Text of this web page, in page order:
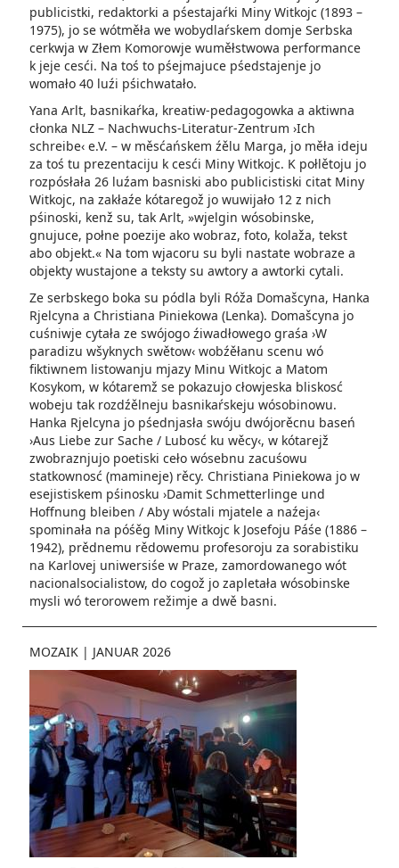
publicistki, redaktorki a pśestajaŕki Miny Witkojc (1893 –
1975), jo se wótměła we wobydlaŕskem domje Serbska
cerkwja w Złem Komorowje wuměłstwowa performance
k jeje cesći­. Na toś to pśejmajuce pśedstajenje jo
womało 40 luźi pśichwatało.
Yana Arlt, basnikaŕka, kreatiw-pedagogowka a aktiwna
cłonka NLZ – Nachwuchs-Literatur-Zentrum ›Ich
schreibe‹ e.V. – w měsćańskem źělu Marga, jo měła ideju
za toś tu prezentaciju k cesći Miny Witkojc. K połlětoju jo
rozpósłała 26 luźam basniski abo publicistiski citat Miny
Witkojc, na zakłaźe kótaregož jo wuwijało 12 z nich
pśinoski, kenž su, tak Arlt, »wjelgin wósobinske,
gnujuce, połne poezije ako wobraz, foto, kolaža, tekst
abo objekt.« Na tom wjacoru su byli nastate wobraze a
objekty wustajone a teksty su awtory a awtorki cytali.
Ze serbskego boka su pódla byli Róža Domašcyna, Hanka
Rjelcyna a Christiana Piniekowa (Lenka). Domašcyna jo
cuśniwje cytała ze swójogo źiwadłowego graśa ›W
paradizu wšyknych swětow‹ wobźěłanu scenu wó
fiktiwnem listowanju mjazy Minu Witkojc a Matom
Kosykom, w kótaremž se pokazujo cłowjeska bliskosć
wobeju tak rozdźělneju basnikaŕskeju wósobinowu.
Hanka Rjelcyna jo pśednjasła swóju dwójorěcnu baseń
›Aus Liebe zur Sache / Lubosć ku wěcy‹, w kótarejž
zwobraznjujo poetiski ceło wósebnu zacuśowu
statkownosć (mamineje) rěcy. Christiana Piniekowa jo w
esejistiskem pśinosku ›Damit Schmetterlinge und
Hoffnung bleiben / Aby wóstali mjatele a naźeja‹
spominała na póśěg Miny Witkojc k Josefoju Páśe (1886 –
1942), prědnemu rědowemu profesoroju za sorabistiku
na Karlovej uniwersiśe w Praze, zamordowanego wót
nacionalsocialistow, do cogož jo zapletała wósobinske
mysli wó terorowem režimje a dwě basni.
MOZAIK | JANUAR 2026